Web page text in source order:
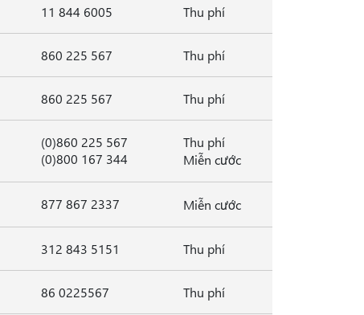
11 844 6005 Thu phí
860 225 567 Thu phí
860 225 567 Thu phí
(0)860 225 567
(0)800 167 344
Thu phí
Miễn cước
877 867 2337 Miễn cước
312 843 5151 Thu phí
86 0225567 Thu phí